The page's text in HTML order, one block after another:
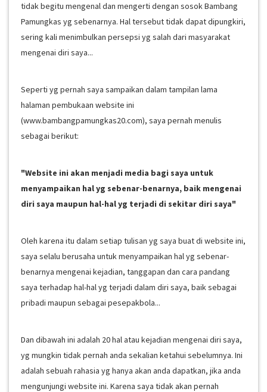
tidak begitu mengenal dan mengerti dengan sosok Bambang
Pamungkas yg sebenarnya. Hal tersebut tidak dapat dipungkiri,
sering kali menimbulkan persepsi yg salah dari masyarakat
mengenai diri saya...
Seperti yg pernah saya sampaikan dalam tampilan lama
halaman pembukaan website ini
(www.bambangpamungkas20.com), saya pernah menulis
sebagai berikut:
"Website ini akan menjadi media bagi saya untuk
menyampaikan hal yg sebenar-benarnya, baik mengenai
diri saya maupun hal-hal yg terjadi di sekitar diri saya"
Oleh karena itu dalam setiap tulisan yg saya buat di website ini,
saya selalu berusaha untuk menyampaikan hal yg sebenar-
benarnya mengenai kejadian, tanggapan dan cara pandang
saya terhadap hal-hal yg terjadi dalam diri saya, baik sebagai
pribadi maupun sebagai pesepakbola...
Dan dibawah ini adalah 20 hal atau kejadian mengenai diri saya,
yg mungkin tidak pernah anda sekalian ketahui sebelumnya. Ini
adalah sebuah rahasia yg hanya akan anda dapatkan, jika anda
mengunjungi website ini. Karena saya tidak akan pernah